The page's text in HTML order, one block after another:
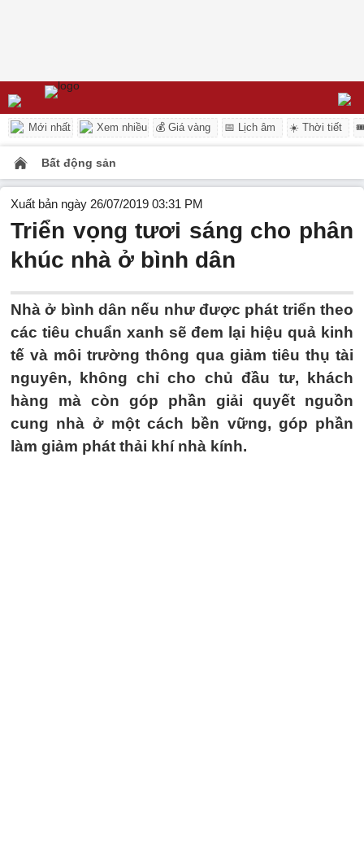
Mới nhất Xem nhiều 💰 Giá vàng 📅 Lịch âm ☀️ Thời tiết
Bất động sản
Xuất bản ngày 26/07/2019 03:31 PM
Triển vọng tươi sáng cho phân
khúc nhà ở bình dân
Nhà ở bình dân nếu như được phát triển theo
các tiêu chuẩn xanh sẽ đem lại hiệu quả kinh
tế và môi trường thông qua giảm tiêu thụ tài
nguyên, không chỉ cho chủ đầu tư, khách
hàng mà còn góp phần giải quyết nguồn
cung nhà ở một cách bền vững, góp phần
làm giảm phát thải khí nhà kính.